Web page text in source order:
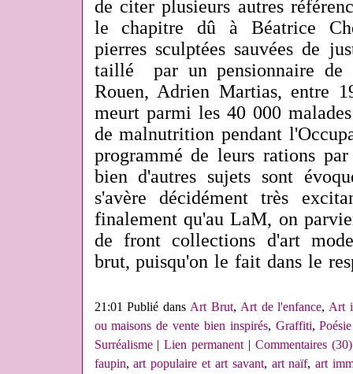
de citer plusieurs autres
le chapitre dû à Béatrice
pierres sculptées sauvées de
taillé par un pensionnaire de
Rouen, Adrien Martias, entre
meurt parmi les 40 000
de malnutrition pendant
programmé de leurs rations
bien d'autres sujets sont
s'avère décidément très
finalement qu'au LaM, on
de front collections d'art
brut, puisqu'on le fait dans le
21:01 Publié dansArt Brut, Art de l'enfance,Art
ou maisons de vente bien inspirés, Graffiti,
Surréalisme|Lien permanent| Commentaires (30)
faupin,art populaire et art savant, art naïf,art